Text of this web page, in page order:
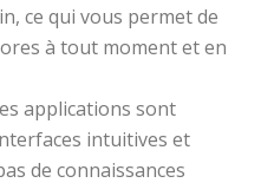
ce qui vous permet de
à tout moment et en
applications sont
intuitives et
de connaissances